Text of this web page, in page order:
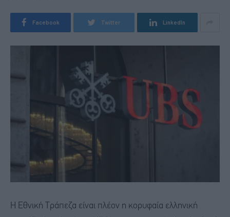
Facebook Twitter LinkedIn
Η Εθνική Τράπεζα είναι πλέον η κορυφαία ελληνική